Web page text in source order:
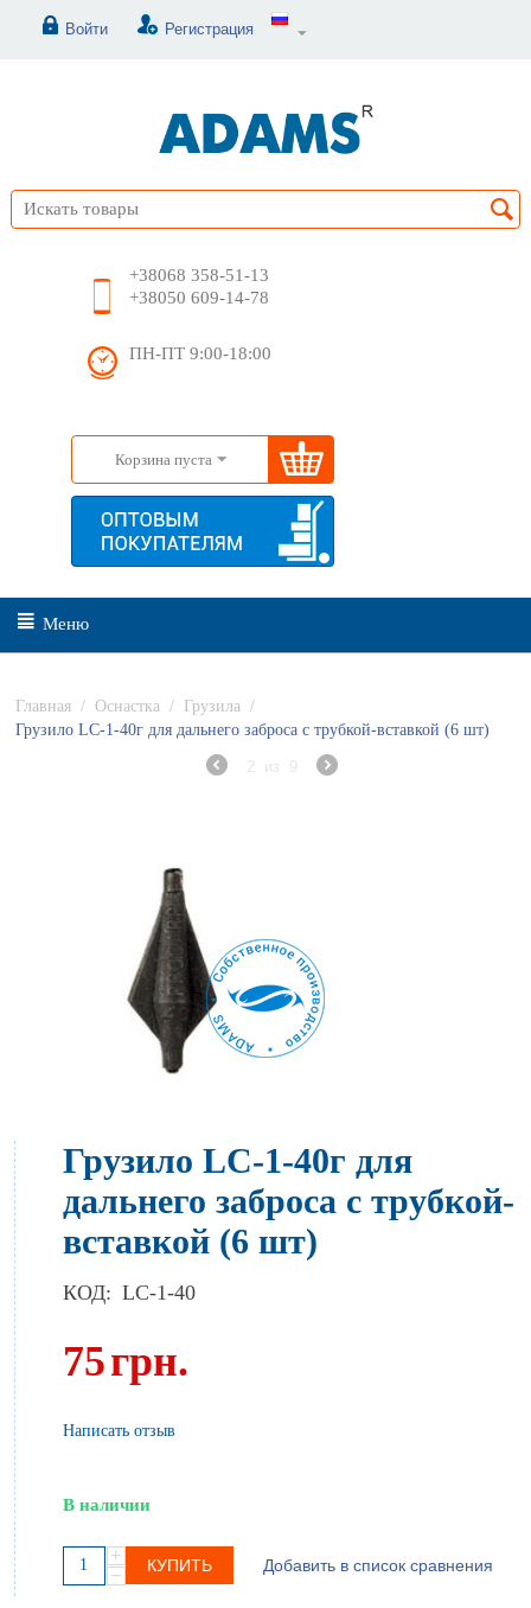
Войти Регистрация
+38068 358-51-13
+38050 609-14-78
ПН-ПТ 9:00-18:00
Корзина пуста
Меню
Главная / Оснастка / Грузила
/
Грузило LC-1-40г для дальнего заброса с трубкой-вставкой (6 шт)
2 из 9
Грузило LC-1-40г для
дальнего заброса с трубкой-
вставкой (6 шт)
КОД: LC-1-40
75грн.
Написать отзыв
В наличии
+
−
КУПИТЬ Добавить в список сравнения